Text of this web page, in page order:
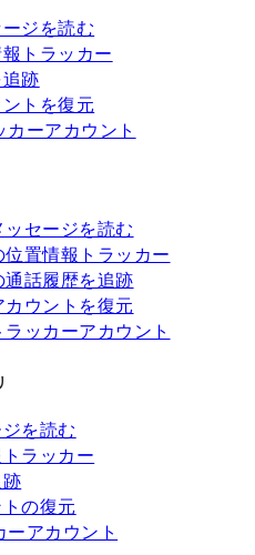
ジを読む
トラッカー
跡
トを復元
ーアカウント
セージを読む
置情報トラッカー
話履歴を追跡
ウントを復元
ッカーアカウント
を読む
ラッカー
の復元
アカウント